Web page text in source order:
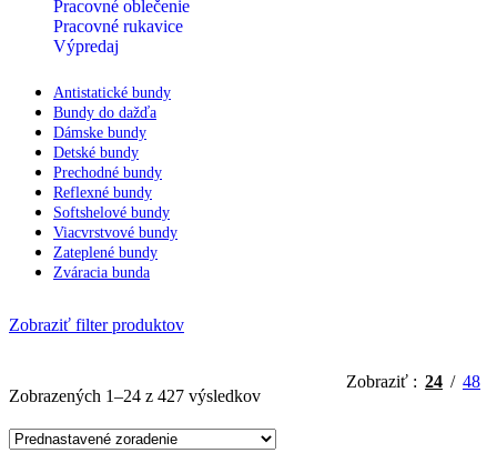
Pracovné oblečenie
Pracovné rukavice
Výpredaj
Antistatické bundy
Bundy do dažďa
Dámske bundy
Detské bundy
Prechodné bundy
Reflexné bundy
Softshelové bundy
Viacvrstvové bundy
Zateplené bundy
Zváracia bunda
Zobraziť filter produktov
Zobrazených 1–24 z 427 výsledkov
Zobraziť 24 48